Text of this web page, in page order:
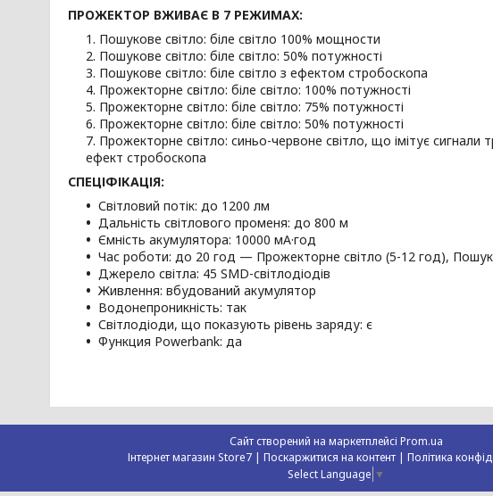
ПРОЖЕКТОР ВЖИВАЄ В 7 РЕЖИМАХ:
Пошукове світло: біле світло 100% мощности
Пошукове світло: біле світло: 50% потужності
Пошукове світло: біле світло з ефектом стробоскопа
Прожекторне світло: біле світло: 100% потужності
Прожекторне світло: біле світло: 75% потужності
Прожекторне світло: біле світло: 50% потужності
Прожекторне світло: синьо-червоне світло, що імітує сигнали
ефект стробоскопа
СПЕЦІФІКАЦІЯ:
Світловий потік: до 1200 лм
Дальність світлового променя: до 800 м
Ємність акумулятора: 10000 мА·год
Час роботи: до 20 год — Прожекторне світло (5-12 год),
Джерело світла: 45 SMD-світлодіодів
Живлення: вбудований акумулятор
Водонепроникність: так
Світлодіоди, що показують рівень заряду: є
Функция Powerbank: да
Сайт створений на маркетплейсі Prom.ua
Інтернет магазин Store7 | Поскаржитися на контент | Політика
Select Language ▼